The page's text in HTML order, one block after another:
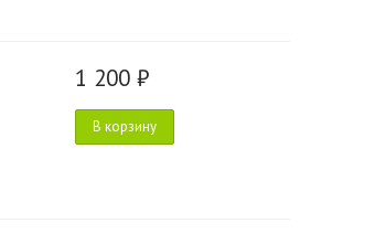
1 200 ₽
В корзину